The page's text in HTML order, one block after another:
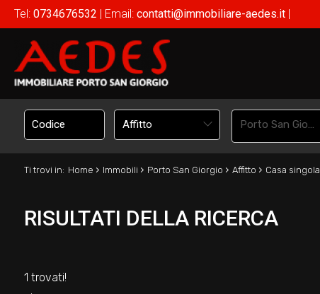
Tel: 0734676532 | Email: contatti@immobiliare-aedes.it |
Affitto Porto San Giorgio
Ti trovi in: Home › Immobili › Porto San Giorgio › Affitto › Casa singola
RISULTATI DELLA RICERCA
1 trovati!